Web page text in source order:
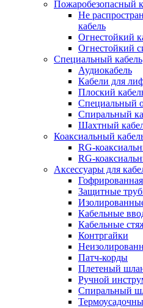
Пожаробезопасный
Не
кабель
Огнестойкий
Огнестойкий
Специальный кабель
Аудиокабель
Кабели для
Плоский
Специальный
Спиральный
Шахтный
Коаксиальный
RG-
RG-
Аксессуары для
Защитные
Кабельные
Кабельные
Контргайки
Патч-корды
Плетеный
Ручной
Спиральный